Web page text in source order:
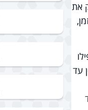
את
עד